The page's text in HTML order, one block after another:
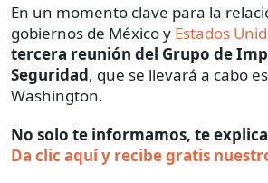
En un momento clave para la
gobiernos de México y Estados
tercera reunión del Grupo de
Seguridad, que se llevará a cabo
Washington.
No solo te informamos, te
Da clic aquí y recibe gratis